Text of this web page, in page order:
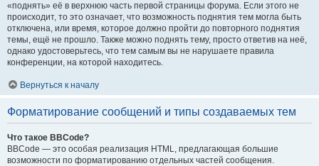
«поднять» её в верхнюю часть первой страницы форума. Если этого не
происходит, то это означает, что возможность поднятия тем могла быть
отключена, или время, которое должно пройти до повторного поднятия
темы, ещё не прошло. Также можно поднять тему, просто ответив на неё,
однако удостоверьтесь, что тем самым вы не нарушаете правила
конференции, на которой находитесь.
Вернуться к началу
Форматирование сообщений и типы создаваемых тем
Что такое BBCode?
BBCode — это особая реализация HTML, предлагающая большие
возможности по форматированию отдельных частей сообщения.